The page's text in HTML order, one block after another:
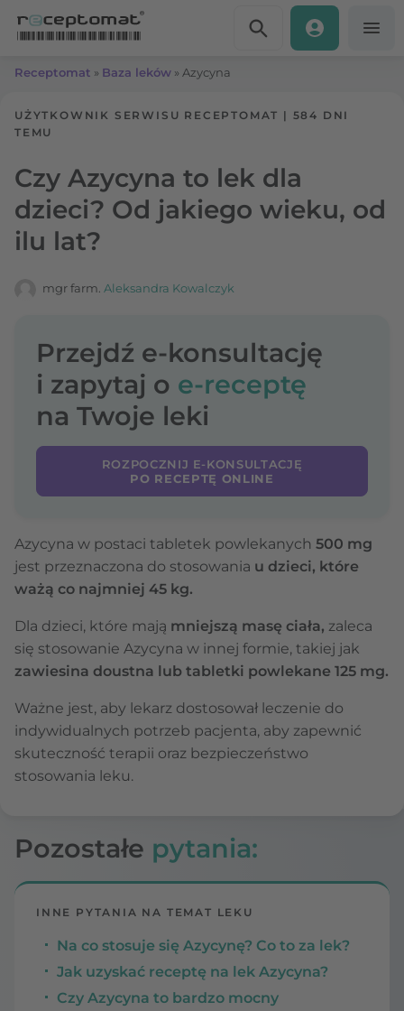
Receptomat » Baza leków » Azycyna
UŻYTKOWNIK SERWISU RECEPTOMAT | 584 DNI
TEMU
Czy Azycyna to lek dla
dzieci? Od jakiego wieku, od
ilu lat?
mgr farm. Aleksandra Kowalczyk
Przejdź e-konsultację
i zapytaj o e-receptę
na Twoje leki
ROZPOCZNIJ E-KONSULTACJĘ
PO RECEPTĘ ONLINE
Azycyna w postaci tabletek powlekanych 500 mg
jest przeznaczona do stosowania u dzieci, które
ważą co najmniej 45 kg.
Dla dzieci, które mają mniejszą masę ciała, zaleca
się stosowanie Azycyna w innej formie, takiej jak
zawiesina doustna lub tabletki powlekane 125 mg.
Ważne jest, aby lekarz dostosował leczenie do
indywidualnych potrzeb pacjenta, aby zapewnić
skuteczność terapii oraz bezpieczeństwo
stosowania leku.
Pozostałe pytania:
INNE PYTANIA NA TEMAT LEKU
Na co stosuje się Azycynę? Co to za lek?
Jak uzyskać receptę na lek Azycyna?
Czy Azycyna to bardzo mocny